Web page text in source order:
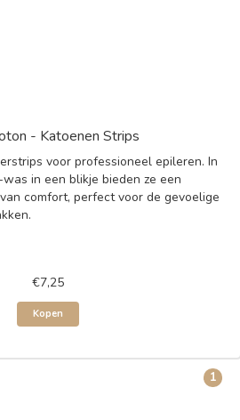
- Katoenen Strips
voor professioneel epileren. In
in een blikje bieden ze een
comfort, perfect voor de gevoelige
€7,25
Kopen
1